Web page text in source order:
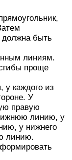
должна быть
линиям.
проще
у каждого из
У
правую
линию, у
у нижнего
линию.